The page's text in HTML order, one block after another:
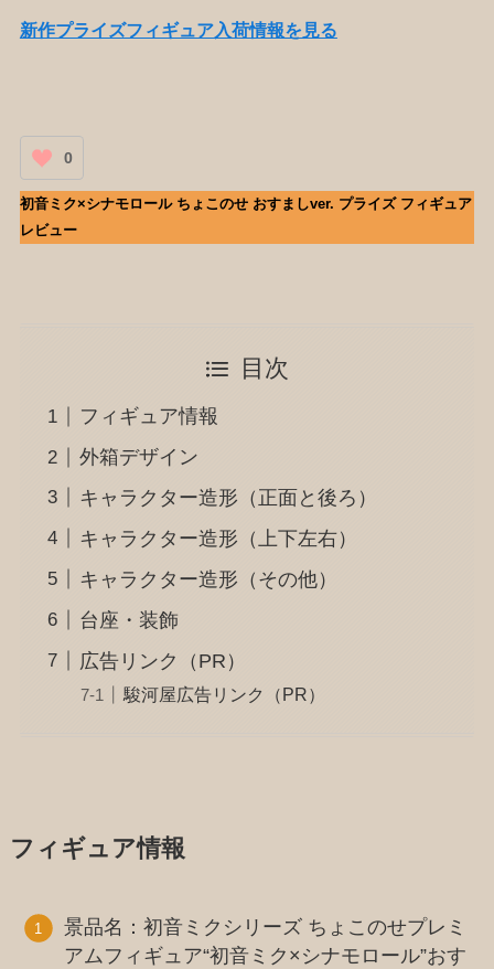
新作プライズフィギュア入荷情報を見る
0
初音ミク×シナモロール ちょこのせ おすましver. プライズ フィギュア
レビュー
目次
フィギュア情報
外箱デザイン
キャラクター造形（正面と後ろ）
キャラクター造形（上下左右）
キャラクター造形（その他）
台座・装飾
広告リンク（PR）
駿河屋広告リンク（PR）
フィギュア情報
景品名：初音ミクシリーズ ちょこのせプレミ
アムフィギュア“初音ミク×シナモロール”おす